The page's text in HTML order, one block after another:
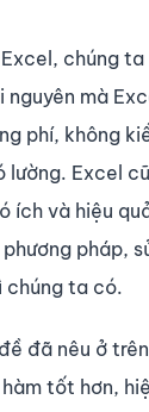
chúng
mà
phí, không
lường. Excel
ích và hiệu
pháp,
chúng ta có.
đã nêu ở
tốt hơn,